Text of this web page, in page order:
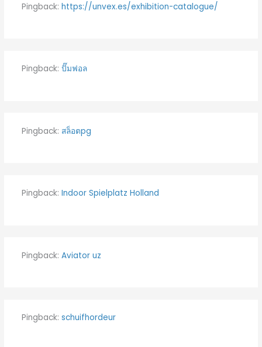
Pingback: https://unvex.es/exhibition-catalogue/
Pingback: ปั๊มฟอล
Pingback: สล็อตpg
Pingback: Indoor Spielplatz Holland
Pingback: Aviator uz
Pingback: schuifhordeur